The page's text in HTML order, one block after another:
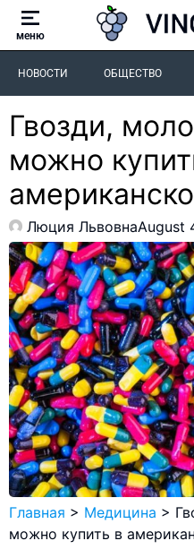
меню
НОВОСТИ ОБЩЕСТВО
Гвозди,
можно
Люция ЛьвовнаAugust
Главная > Медицина >
можно купить в